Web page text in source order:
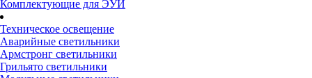
Комплектующие для ЭУИ
Техническое освещение
Аварийные светильники
Армстронг светильники
Грильято светильники